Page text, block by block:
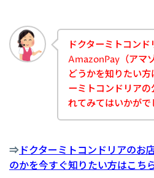
ドクターミトコン
AmazonPay（アマ
どうかを知りたい
ーミトコンドリア
れてみてはいかがで
⇒ドクターミトコンドリアのお
のかを今すぐ知りたい方はこち